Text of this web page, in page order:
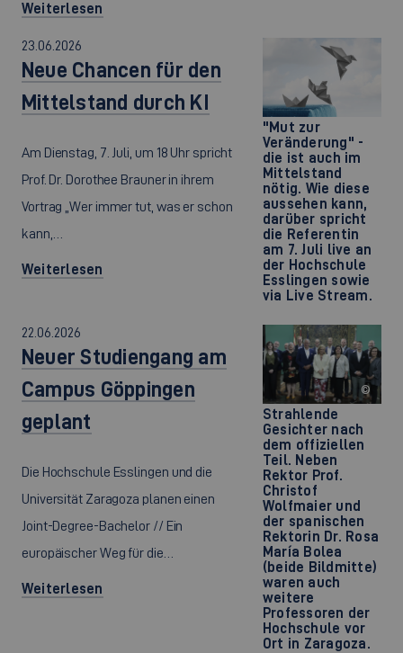
Weiterlesen
"Mut zur
Veränderung" -
die ist auch im
Mittelstand
nötig. Wie diese
aussehen kann,
darüber spricht
die Referentin
am 7. Juli live an
der Hochschule
Esslingen sowie
via Live Stream.
23.06.2026
Neue Chancen für den
Mittelstand durch KI
Am Dienstag, 7. Juli, um 18 Uhr spricht
Prof. Dr. Dorothee Brauner in ihrem
Vortrag „Wer immer tut, was er schon
kann,…
Weiterlesen
Strahlende
Gesichter nach
dem offiziellen
Teil. Neben
Rektor Prof.
Christof
Wolfmaier und
der spanischen
Rektorin Dr. Rosa
María Bolea
(beide Bildmitte)
waren auch
weitere
Professoren der
Hochschule vor
Ort in Zaragoza.
©
22.06.2026
Neuer Studiengang am
Campus Göppingen
geplant
Die Hochschule Esslingen und die
Universität Zaragoza planen einen
Joint-Degree-Bachelor // Ein
europäischer Weg für die…
Weiterlesen